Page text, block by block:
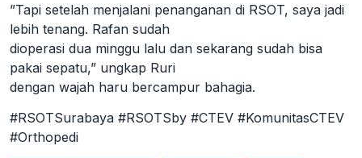
”Tapi setelah menjalani penanganan di RSOT, saya jadi
lebih tenang. Rafan sudah
dioperasi dua minggu lalu dan sekarang sudah bisa
pakai sepatu,” ungkap Ruri
dengan wajah haru bercampur bahagia.
#RSOTSurabaya #RSOTSby #CTEV #KomunitasCTEV
#Orthopedi